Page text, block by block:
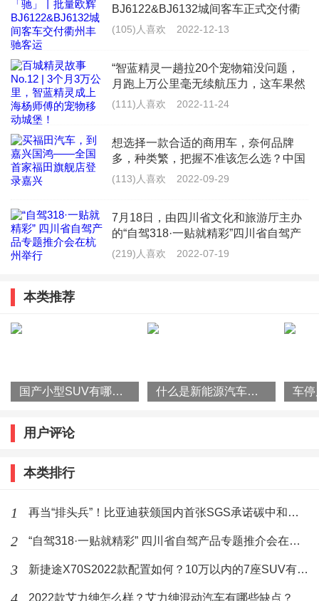
车水温突然高了怎么办
水温过高一般有几个原因：首先是因为冷却液缺少，这
种情况是很好解决的，添加冷却液时注意停车后不要立
即开引擎盖，因为发动机舱内部压力太高，容易出现烫
伤。
水箱太脏没清理也是一个可能的原因。水箱的散热片孔
还有就是节温器的损坏、电扇的损坏、水泵损坏、水管
破裂等，也都可能引起水温过高。
如果你看到水温灯报警，靠边停车，打开机盖，但是自
一般车子都有一个备用壶也叫膨胀水壶！上面有刻度
的，加在MIN和MAX中间就好了，水箱的防冻液一般两
防冻液，由于发动机内部水道复杂，冷却循环系统不能
BJ6122&BJ6132城间客车正式交付衢
州市丰驰客运有限公司（以下简称“衢
景区旅
(105)人喜欢 2022-12-13
“智蓝精灵一趟拉20个宠物箱没问题，
月跑上万公里毫无续航压力，这车果然
是&lsquo;能跑能装&rsquo;的VAN界天
(111)人喜欢 2022-11-24
想选择一款合适的商用车，奈何品牌
多，种类繁，把握不准该怎么选？中国
商用车领军品牌福田汽车给你最佳答
的用车
(113)人喜欢 2022-09-29
7月18日，由四川省文化和旅游厅主办
的“自驾318·一贴就精彩”四川省自驾产
品专题推介会在杭州举办。推介会上，
(219)人喜欢 2022-07-19
本类推荐
国产小型SUV有哪些？2022款瑞虎3x怎么样？ 什么是新能源汽车？国家为什么要大力发展新能源汽车？
用户评论
本类排行
1 再当“排头兵”！比亚迪获颁国内首张SGS承诺碳中和符合声明证书
2 “自驾318·一贴就精彩” 四川省自驾产品专题推介会在杭州举行
3 新捷途X70S2022款配置如何？10万以内的7座SUV有哪些？
2022款艾力绅怎么样？艾力绅混动汽车有哪些缺点？